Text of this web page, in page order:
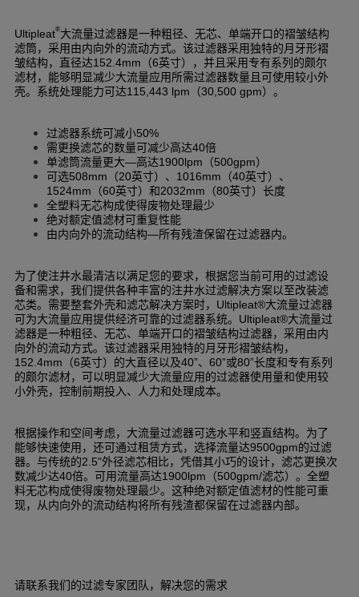
Ultipleat®大流量过滤器是一种粗径、无芯、单端开口的褶皱结构
滤筒，采用由内向外的流动方式。该过滤器采用独特的月牙形褶
皱结构，直径达152.4mm （6英寸），并且采用专有系列的颇尔
滤材，能够明显减少大流量应用所需过滤器数量且可使用较小外
壳。系统处理能力可达115,443 lpm （30,500 gpm）。
过滤器系统可减小50%
需更换滤芯的数量可减少高达40倍
单滤筒流量更大—高达1900lpm （500gpm）
可选508mm （20英寸）、 1016mm （40英寸）、
1524mm （60英寸）和2032mm （80英寸）长度
全塑料无芯构成使得废物处理最少
绝对额定值滤材可重复性能
由内向外的流动结构—所有残渣保留在过滤器内。
为了使注井水最清洁以满足您的要求，根据您当前可用的过滤设
备和需求，我们提供各种丰富的注井水过滤解决方案以至改装滤
芯类。需要整套外壳和滤芯解决方案时，
Ultipleat®大流量过滤器
可为大流量应用提供经济可靠的过滤器系统。
Ultipleat®大流量过
滤器是一种粗径、无芯、单端开口的褶皱结构过滤器，采用由内
向外的流动方式。该过滤器采用独特的月牙形褶皱结构，
152.4mm （6英寸）的大直径以及40”、 60”或80”长度和专有系列
的颇尔滤材，可以明显减少大流量应用的过滤器使用量和使用较
小外壳，控制前期投入、人力和处理成本。
根据操作和空间考虑，大流量过滤器可选水平和竖直结构。为了
能够快速使用，还可通过租赁方式，选择流量达9500gpm的过滤
器。与传统的2.5"外径滤芯相比，凭借其小巧的设计，滤芯更换次
数减少达40倍。可用流量高达1900lpm （500gpm/滤芯）。全塑
料无芯构成使得废物处理最少。这种绝对额定值滤材的性能可重
现，从内向外的流动结构将所有残渣都保留在过滤器内部。
请联系我们的过滤专家团队，解决您的需求